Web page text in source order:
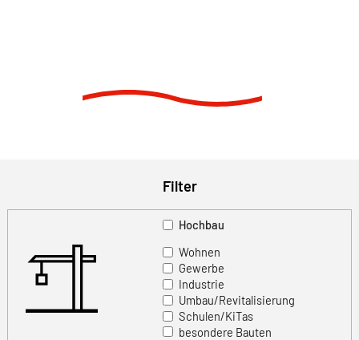
Filter
Hochbau
Wohnen
Gewerbe
Industrie
Umbau/Revitalisierung
Schulen/KiTas
besondere Bauten